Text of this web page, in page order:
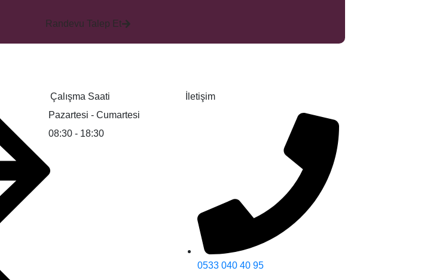
Randevu Talep Et
Çalışma Saati
Pazartesi - Cumartesi
08:30 - 18:30
İletişim
0533 040 40 95